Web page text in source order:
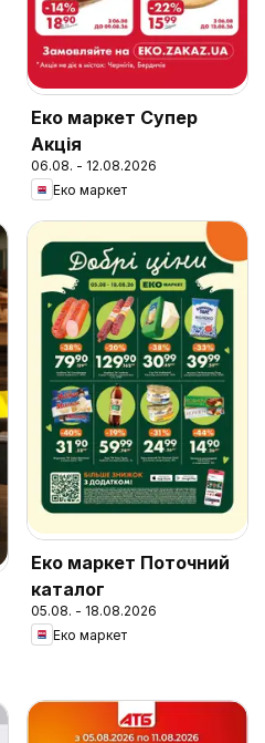
Еко маркет Супер
Акція
06.08. - 12.08.2026
Еко маркет
Еко маркет Поточний
каталог
05.08. - 18.08.2026
Еко маркет